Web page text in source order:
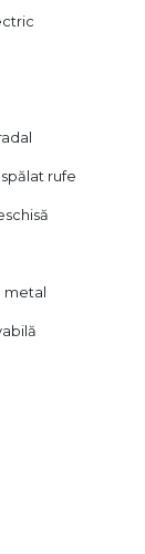
rufe
metal